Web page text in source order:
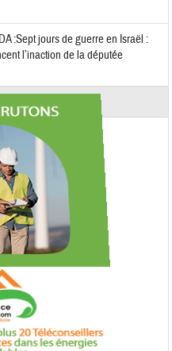
:Sept jours de guerre en Israël :
l’inaction de la députée